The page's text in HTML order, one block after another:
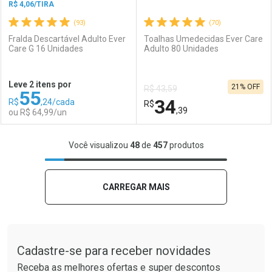
Comprar sem Desconto
Por R$ 23,99/cada
Comprar sem Desconto
Por R$ 23,99/cada
Comprar sem Desconto
Por R$ 18,39/cada
Comprar sem Desconto
Por R$ 18,39/cada
(93)
R$ 4,06/TIRA
Fralda Descartável Adulto Ever
Care G 16 Unidades
Leve 2 itens por
R$55,24/cada
ou R$ 64,99/un
FECHAR
Laboratório
FECHAR
Por Menos
(70)
Toalhas Umedecidas Ever Care
Adulto 80 Unidades
R$ 43,59
R$34,39
21% OFF
Laboratório
Por Menos
Você visualizou 48de 457produtos
CARREGAR MAIS
Cadastre-se para receber novidades
Receba as melhores ofertas e super descontos